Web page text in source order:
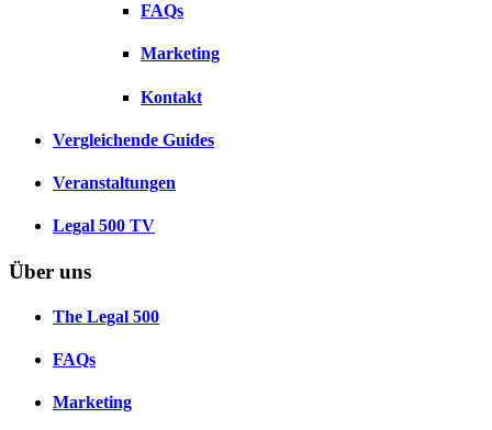
FAQs
Marketing
Kontakt
Vergleichende Guides
Veranstaltungen
Legal 500 TV
Über uns
The Legal 500
FAQs
Marketing